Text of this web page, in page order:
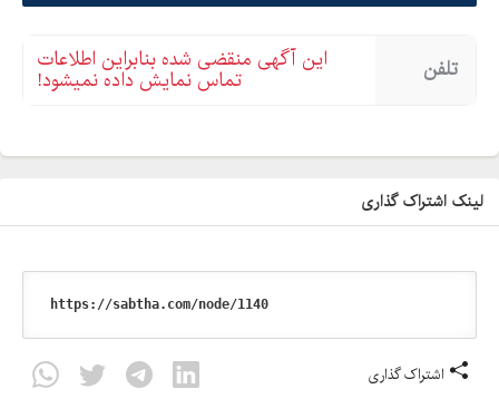
تلفن تماس:
https://telegram.me/arazda
تلفن این آگهی منقضی شده بنابراین اطلاعات
تماس نمایش داده نمیشود!
لینک اشتراک گذاری
اشتراک گذاری